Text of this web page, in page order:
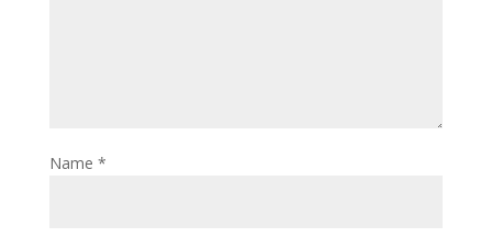
Name *